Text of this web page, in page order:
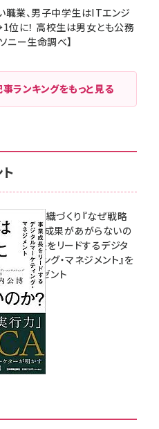
職業、男子中学生はITエンジ
位に！ 高校生は男女とも公務
ニー生命調べ】
ランキングをもっと見る
果を生む組織づくり『なぜ戦略
しいのに成果があがらないの
事業成長をリードするデジタ
ーケティング・マネジメント』を
様にプレゼント
日 10:00